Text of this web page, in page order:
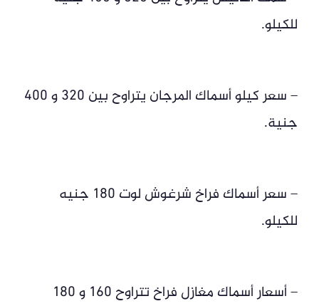
للكيلو.
– سعر كيلو أسماك المرجان يتراوح بين 320 و 400
جنية.
– سعر أسماك فراخ شرغوش لوت 180 جنيه
للكيلو.
– أسعار أسماك مغازل فراخ تتراوح 160 و 180